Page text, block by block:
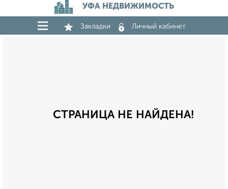
УФА НЕДВИЖИМОСТЬ
Закладки Личный кабинет
СТРАНИЦА НЕ НАЙДЕНА!